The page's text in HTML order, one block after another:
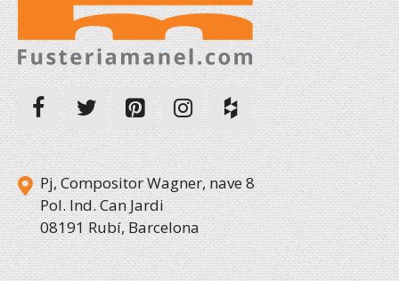
Pj, Compositor Wagner, nave 8
Pol. Ind. Can Jardi
08191 Rubí, Barcelona